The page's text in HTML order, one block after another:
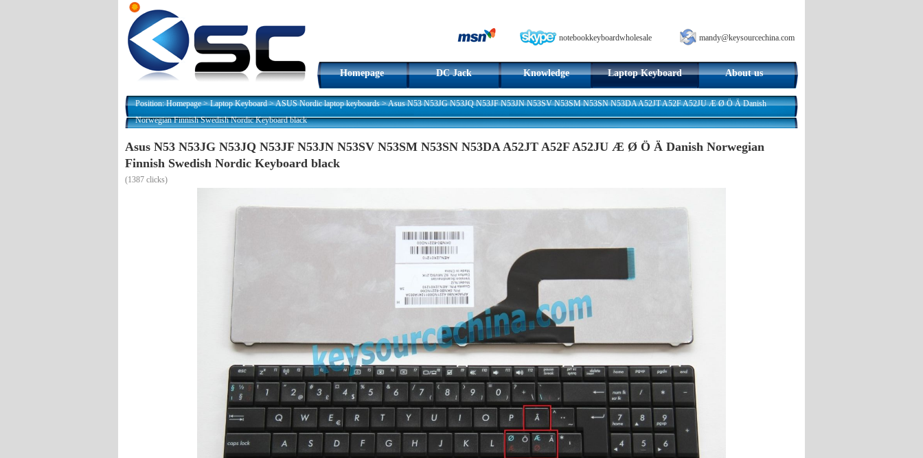
notebookkeyboardwholesale mandy@keysourcechina.com
Homepage DC Jack Knowledge Laptop Keyboard About us
Position:Homepage>Laptop Keyboard>ASUS Nordic laptop keyboards>Asus N53 N53JG N53JQ N53JF N53JN N53SV N53SM N53SN N53DA A52JT A52F A52JU Æ Ø Ö Ä Danish
Norwegian Finnish Swedish Nordic Keyboard black
Asus N53 N53JG N53JQ N53JF N53JN N53SV N53SM N53SN N53DA A52JT A52F A52JU Æ Ø Ö Ä Danish Norwegian
Finnish Swedish Nordic Keyboard black
(1387 clicks)